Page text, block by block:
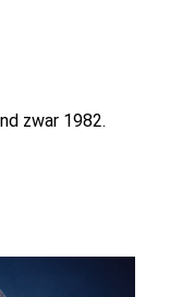
zwar 1982.